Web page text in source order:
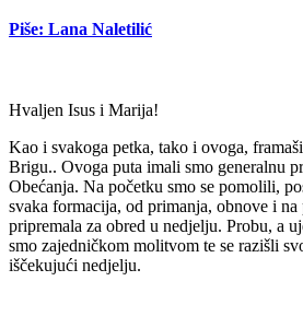
Piše: Lana Naletilić
Hvaljen Isus i Marija!
Kao i svakoga petka, tako i ovoga,
Brigu.. Ovoga puta imali smo generalnu
Obećanja. Na početku smo se pomolili,
svaka formacija, od primanja, obnove i
pripremala za obred u nedjelju. Probu, a
smo zajedničkom molitvom te se razišli
iščekujući nedjelju.